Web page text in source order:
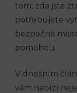
tom, zda ⁤jste
‌potřebujete
bezpečné
pomohou.
V dnešním
vám⁤ nabízí